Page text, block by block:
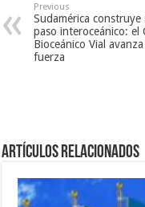
Previous
Sudamérica
paso interoceánico: el
Bioceánico Vial
fuerza
Artículos relacionados